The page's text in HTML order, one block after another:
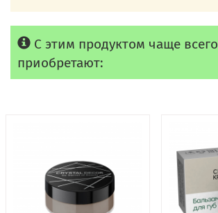
С этим продуктом чаще всего
приобретают: